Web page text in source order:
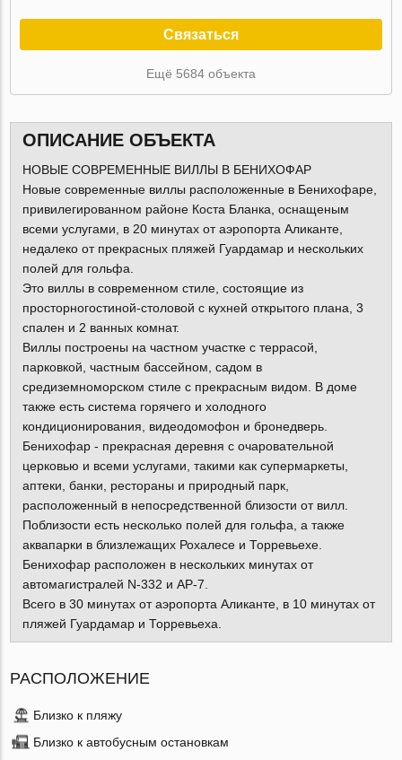
Связаться
Ещё 5684 объекта
ОПИСАНИЕ ОБЪЕКТА
НОВЫЕ СОВРЕМЕННЫЕ ВИЛЛЫ В БЕНИХОФАР
Новые современные виллы расположенные в Бенихофаре,
привилегированном районе Коста Бланка, оснащеным
всеми услугами, в 20 минутах от аэропорта Аликанте,
недалеко от прекрасных пляжей Гуардамар и нескольких
полей для гольфа.
Это виллы в современном стиле, состоящие из
просторногостиной-столовой с кухней открытого плана, 3
спален и 2 ванных комнат.
Виллы построены на частном участке с террасой,
парковкой, частным бассейном, садом в
средиземноморском стиле с прекрасным видом. В доме
также есть система горячего и холодного
кондиционирования, видеодомофон и бронедверь.
Бенихофар - прекрасная деревня с очаровательной
церковью и всеми услугами, такими как супермаркеты,
аптеки, банки, рестораны и природный парк,
расположенный в непосредственной близости от вилл.
Поблизости есть несколько полей для гольфа, а также
аквапарки в близлежащих Рохалесе и Торревьехе.
Бенихофар расположен в нескольких минутах от
автомагистралей N-332 и AP-7.
Всего в 30 минутах от аэропорта Аликанте, в 10 минутах от
пляжей Гуардамар и Торревьеха.
РАСПОЛОЖЕНИЕ
Близко к пляжу
Близко к автобусным остановкам